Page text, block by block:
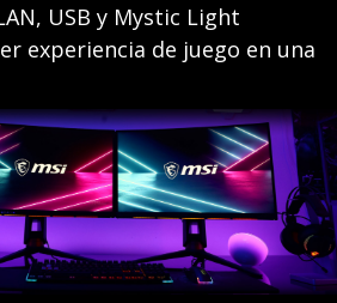
USB y Mystic Light
experiencia de juego en una